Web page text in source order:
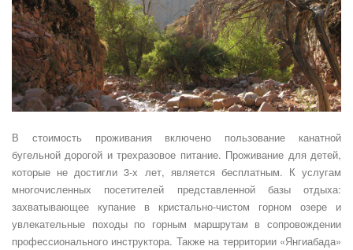
В стоимость проживания включено пользование канатной
бугельной дорогой и трехразовое питание. Проживание для детей,
которые не достигли 3-х лет, является бесплатным. К услугам
многочисленных посетителей представленной базы отдыха:
захватывающее купание в кристально-чистом горном озере и
увлекательные походы по горным маршрутам в сопровождении
профессионального инструктора. Также на территории «Янгиабада»